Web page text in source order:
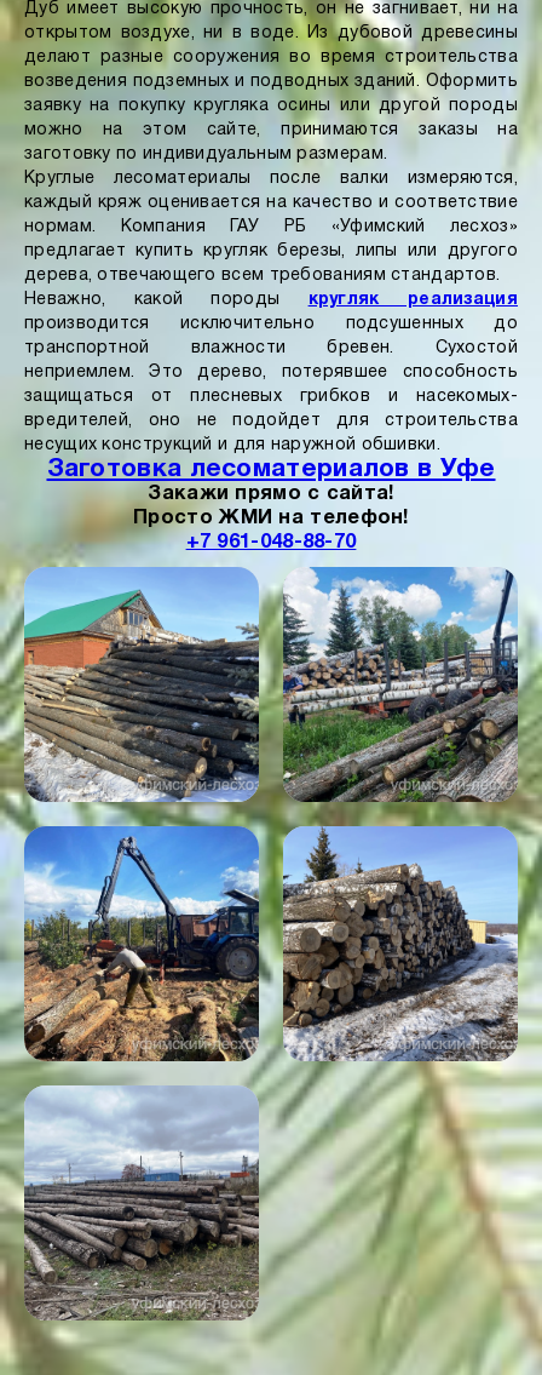
Дуб имеет высокую прочность, он не загнивает, ни на
открытом воздухе, ни в воде. Из дубовой древесины
делают разные сооружения во время строительства
возведения подземных и подводных зданий. Оформить
заявку на покупку кругляка осины или другой породы
можно на этом сайте, принимаются заказы на
заготовку по индивидуальным размерам.
Круглые лесоматериалы после валки измеряются,
каждый кряж оценивается на качество и соответствие
нормам. Компания ГАУ РБ «Уфимский лесхоз»
предлагает купить кругляк березы, липы или другого
дерева, отвечающего всем требованиям стандартов.
Неважно, какой породы
кругляк реализация
производится исключительно подсушенных до
транспортной влажности бревен. Сухостой
неприемлем. Это дерево, потерявшее способность
защищаться от плесневых грибков и насекомых-
вредителей, оно не подойдет для строительства
несущих конструкций и для наружной обшивки.
Заготовка лесоматериалов в Уфе
Закажи прямо с сайта!
Просто ЖМИ на телефон!
+7 961-048-88-70